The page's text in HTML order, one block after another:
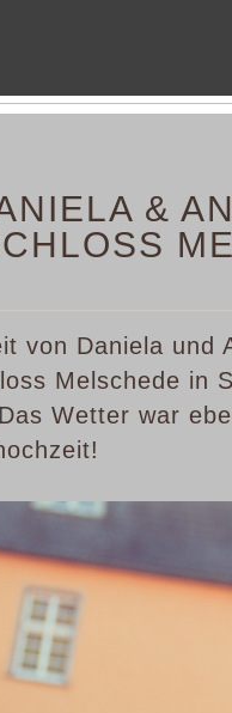
&
von Daniela und
Melschede in
Wetter war